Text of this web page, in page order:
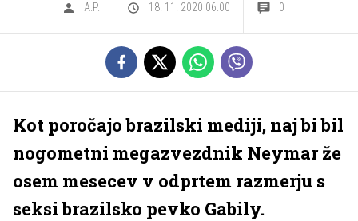
A.P. 18. 11. 2020 06.00 0
Kot poročajo brazilski mediji, naj bi bil
nogometni megazvezdnik Neymar že
osem mesecev v odprtem razmerju s
seksi brazilsko pevko Gabily.